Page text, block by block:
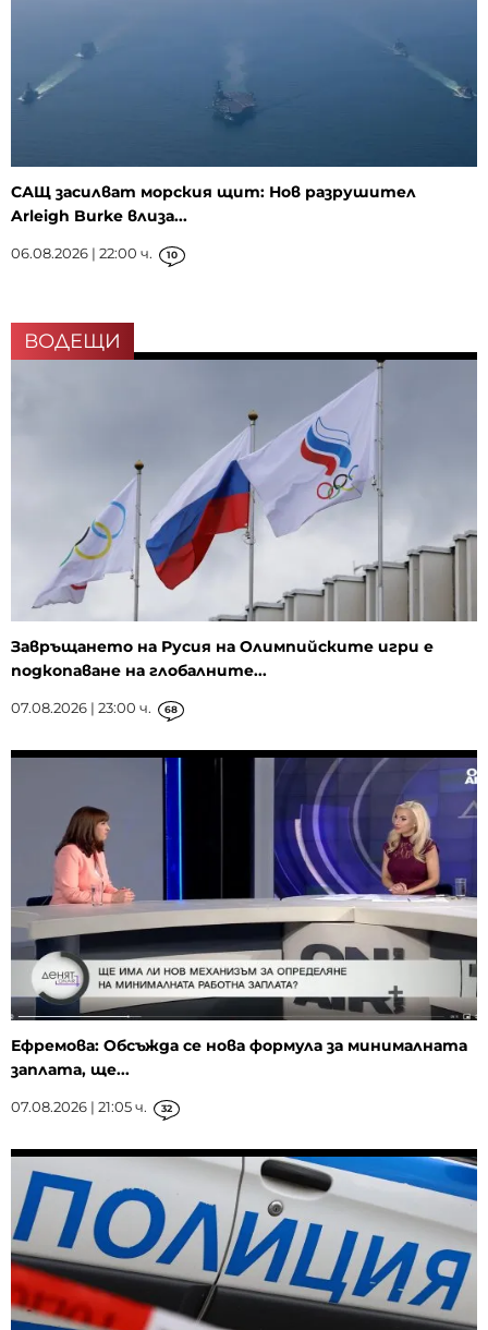
САЩ засилват морския щит: Нов разрушител
Arleigh Burke влиза...
06.08.2026 | 22:00 ч. 10
ВОДЕЩИ
Завръщането на Русия на Олимпийските игри е
подкопаване на глобалните...
07.08.2026 | 23:00 ч. 68
Ефремова: Обсъжда се нова формула за минималната
заплата, ще...
07.08.2026 | 21:05 ч. 32